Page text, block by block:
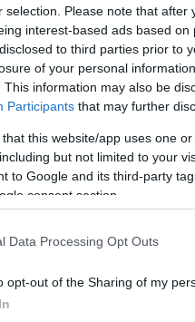
selection. Please note that
interest-based ads based
to third parties prior to
of your personal
This information may also be
Participants that may further
that this website/app uses one
but not limited to your
to Google and its third-party
consent section.
Data Processing Opt Outs
opt-out of the Sharing of my